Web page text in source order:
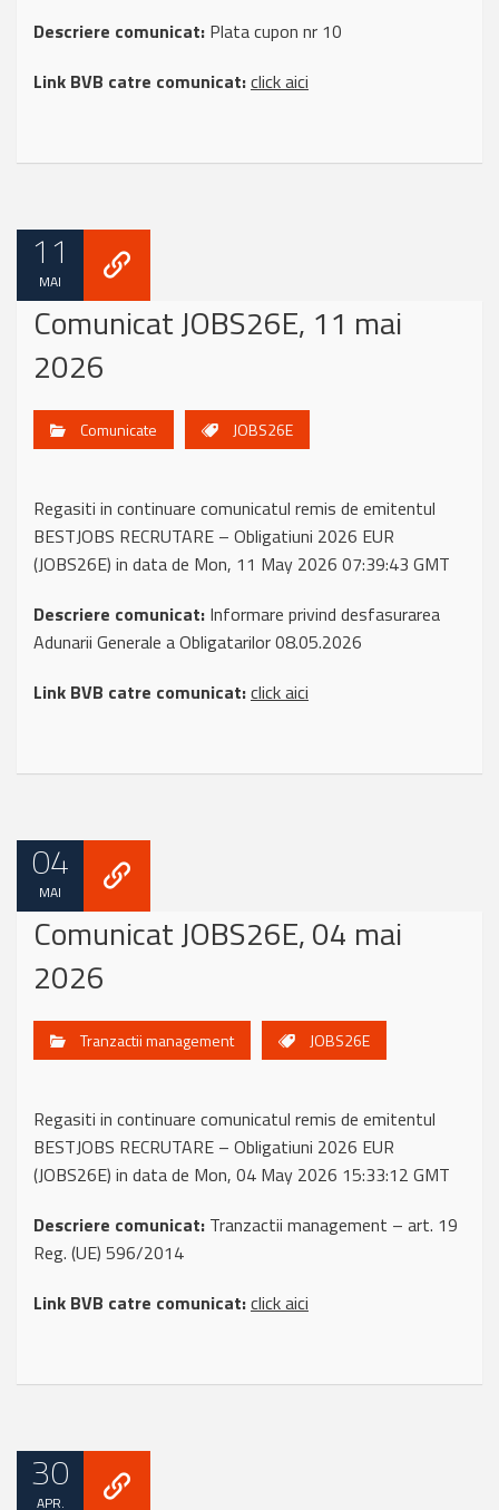
Descriere comunicat: Plata cupon nr 10
Link BVB catre comunicat:click aici
11
MAI
Comunicat JOBS26E, 11 mai
2026
Comunicate JOBS26E
Regasiti in continuare comunicatul remis de emitentul
BESTJOBS RECRUTARE – Obligatiuni 2026 EUR
(JOBS26E) in data de Mon, 11 May 2026 07:39:43 GMT
Descriere comunicat: Informare privind desfasurarea
Adunarii Generale a Obligatarilor 08.05.2026
Link BVB catre comunicat:click aici
04
MAI
Comunicat JOBS26E, 04 mai
2026
Tranzactii management JOBS26E
Regasiti in continuare comunicatul remis de emitentul
BESTJOBS RECRUTARE – Obligatiuni 2026 EUR
(JOBS26E) in data de Mon, 04 May 2026 15:33:12 GMT
Descriere comunicat: Tranzactii management – art. 19
Reg. (UE) 596/2014
Link BVB catre comunicat:click aici
30
APR.